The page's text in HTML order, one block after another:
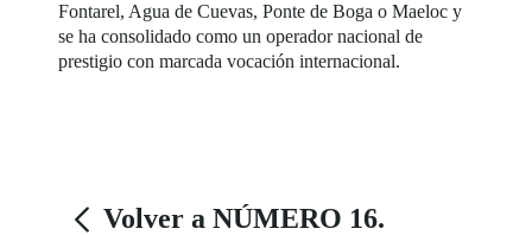
Fontarel, Agua de Cuevas, Ponte de Boga o Maeloc y
se ha consolidado como un operador nacional de
prestigio con marcada vocación internacional.
Volver a NÚMERO 16.